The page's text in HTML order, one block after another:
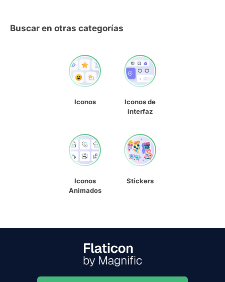
Buscar en otras categorías
Iconos
Iconos de
interfaz
Iconos
Animados
Stickers